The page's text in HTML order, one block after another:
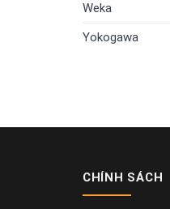
Weka
Yokogawa
CHÍNH SÁCH